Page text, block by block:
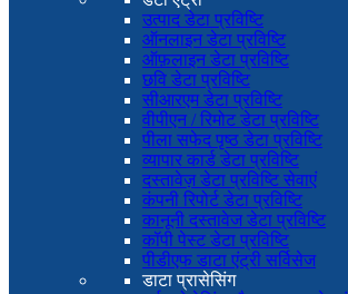
उत्पाद डेटा प्रविष्टि
ऑनलाइन डेटा प्रविष्टि
ऑफ़लाइन डेटा प्रविष्टि
छवि डेटा प्रविष्टि
सीआरएम डेटा प्रविष्टि
वीपीएन / रिमोट डेटा प्रविष्टि
पीला सफेद पृष्ठ डेटा प्रविष्टि
व्यापार कार्ड डेटा प्रविष्टि
दस्तावेज़ डेटा प्रविष्टि सेवाएं
कंपनी रिपोर्ट डेटा प्रविष्टि
कानूनी दस्तावेज डेटा प्रविष्टि
कॉपी पेस्ट डेटा प्रविष्टि
पीडीएफ डाटा एंट्री सर्विसेज
डाटा प्रासेसिंग